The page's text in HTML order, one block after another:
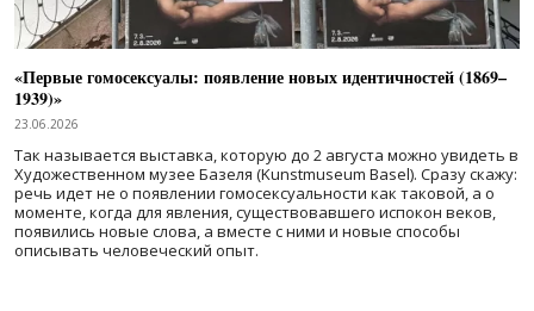
«Первые гомосексуалы: появление новых идентичностей (1869–
1939)»
23.06.2026
Так называется выставка, которую до 2 августа можно увидеть в
Художественном музее Базеля (Kunstmuseum Basel). Сразу скажу:
речь идет не о появлении гомосексуальности как таковой, а о
моменте, когда для явления, существовавшего испокон веков,
появились новые слова, а вместе с ними и новые способы
описывать человеческий опыт.